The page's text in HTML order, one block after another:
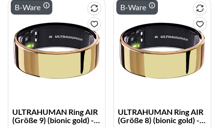
ULTRAHUMAN Ring AIR
(Größe 9) (bionic gold) -
B-Ware
ULTRAHUMAN Ring AIR
(Größe 8) (bionic gold) -
B-Ware